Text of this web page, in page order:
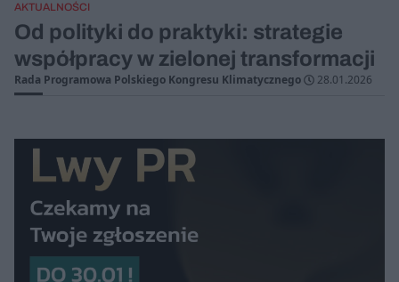
AKTUALNOŚCI
Od polityki do praktyki: strategie
współpracy w zielonej transformacji
Rada Programowa Polskiego Kongresu Klimatycznego 28.01.2026